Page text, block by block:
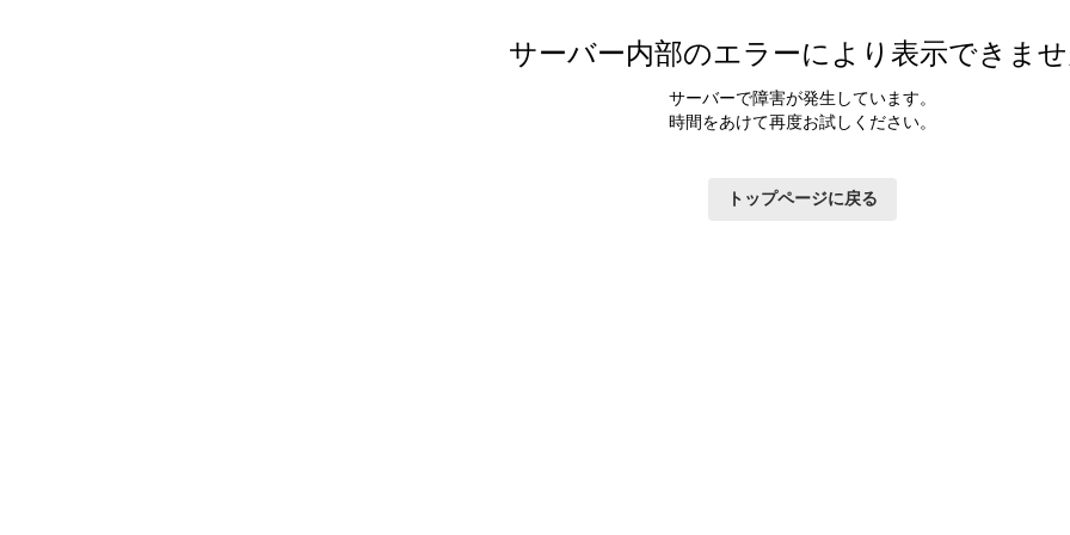
サーバー内部のエラーにより表示できま
サーバーで障害が発生しています。
時間をあけて再度お試しください。
トップページに戻る